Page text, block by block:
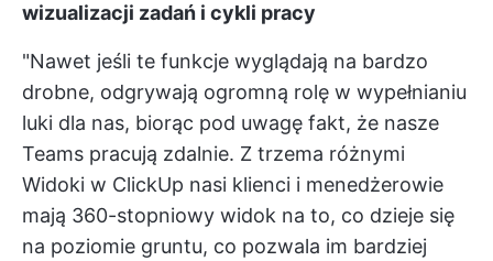
wizualizacji zadań i cykli pracy
"Nawet jeśli te funkcje wyglądają na bardzo
drobne, odgrywają ogromną rolę w wypełnianiu
luki dla nas, biorąc pod uwagę fakt, że nasze
Teams pracują zdalnie. Z trzema różnymi
Widoki w ClickUp nasi klienci i menedżerowie
mają 360-stopniowy widok na to, co dzieje się
na poziomie gruntu, co pozwala im bardziej